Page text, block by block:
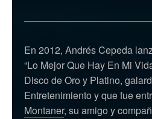
En 2012, Andrés Cepeda
“Lo Mejor Que Hay En Mi
Disco de Oro y Platino,
Entretenimiento y que fue
Montaner, su amigo y